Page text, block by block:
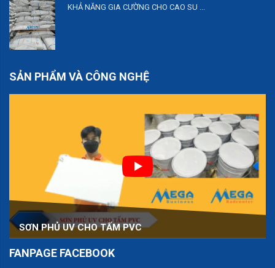
KHẢ NĂNG GIA CƯỜNG CHO CAO SU ...
SẢN PHẨM VÀ CÔNG NGHỆ
SƠN PHỦ UV CHO TẤM PVC
FANPAGE FACEBOOK